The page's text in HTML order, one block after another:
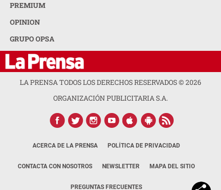
PREMIUM
OPINION
GRUPO OPSA
LA PRENSA TODOS LOS DERECHOS RESERVADOS ©2026
ORGANIZACIÓN PUBLICITARIA S.A.
ACERCA DE LA PRENSA POLÍTICA DE PRIVACIDAD
CONTACTA CON NOSOTROS NEWSLETTER MAPA DEL SITIO
PREGUNTAS FRECUENTES